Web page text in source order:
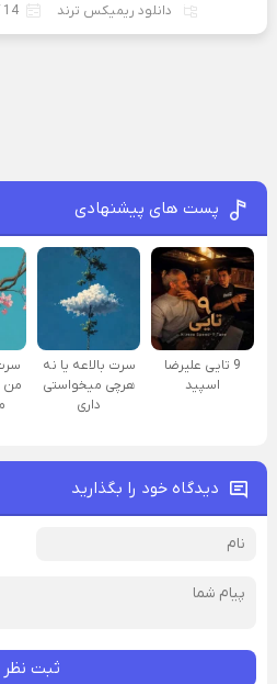
دانلود ریمیکس ترند 14 آوریل 2024
پست های پیشنهادی
9 تایی علیرضا
اسپید
سرت بالاعه یا نه
هرچی میخواستی
داری
من
دیدگاه خود را بگذارید
ثبت نظر